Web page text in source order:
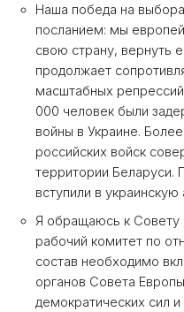
Наша победа на
посланием: мы
свою страну, вернуть
продолжает
масштабных
000 человек были
войны в Украине.
российских войск
территории Беларуси.
вступили в
Я обращаюсь к Совету
рабочий комитет по
состав необходимо
органов Совета
демократических сил